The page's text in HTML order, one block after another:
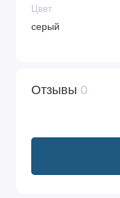
Цвет
серый
Отзывы 0